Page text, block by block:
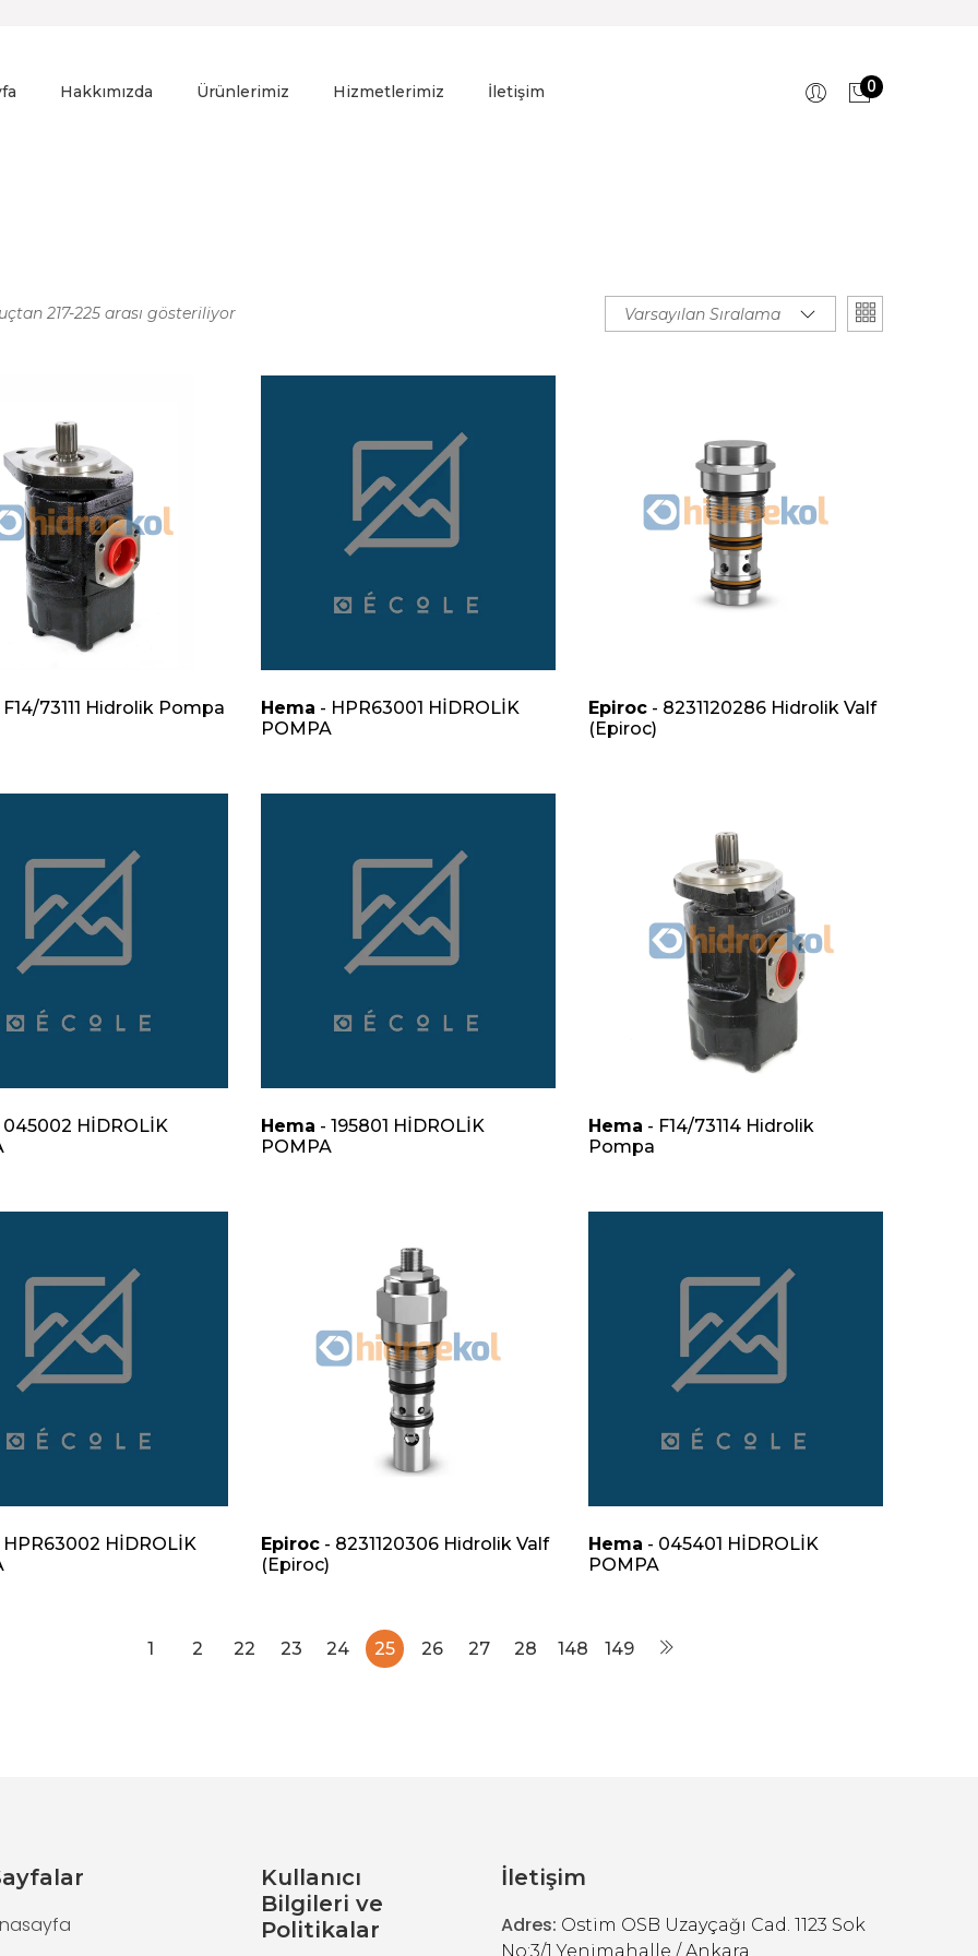
Hakkımızda Ürünlerimiz Hizmetlerimiz İletişim 0
217-225 arası gösteriliyor Varsayılan Sıralama
F14/73111 Hidrolik Pompa Hema - HPR63001 HİDROLİK
POMPA
Epiroc- 8231120286 Hidrolik Valf
(Epiroc)
045002 HİDROLİK
Hema - 195801 HİDROLİK
POMPA
Hema - F14/73114 Hidrolik
Pompa
HPR63002 HİDROLİK
Epiroc- 8231120306 Hidrolik Valf
(Epiroc)
Hema - 045401 HİDROLİK
POMPA
1 2 22 23 24 25 26 27 28 148 149
Kullanıcı
Bilgileri ve
Politikalar
İletişim
Adres: Ostim OSB Uzayçağı Cad. 1123 Sok
No:3/1 Yenimahalle / Ankara